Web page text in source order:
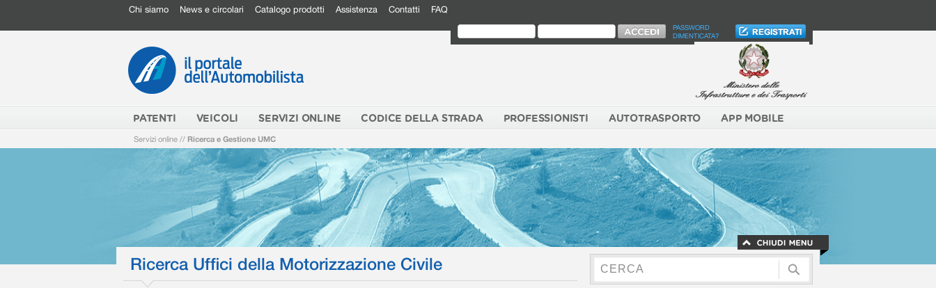
Chi siamo News e circolari Catalogo prodotti Assistenza Contatti FAQ
PASSWORD
DIMENTICATA?
PATENTI VEICOLI SERVIZI ONLINE CODICE DELLA STRADA PROFESSIONISTI AUTOTRASPORTO APP MOBILE
Servizi online // Ricerca e Gestione UMC
Ricerca Uffici della Motorizzazione Civile